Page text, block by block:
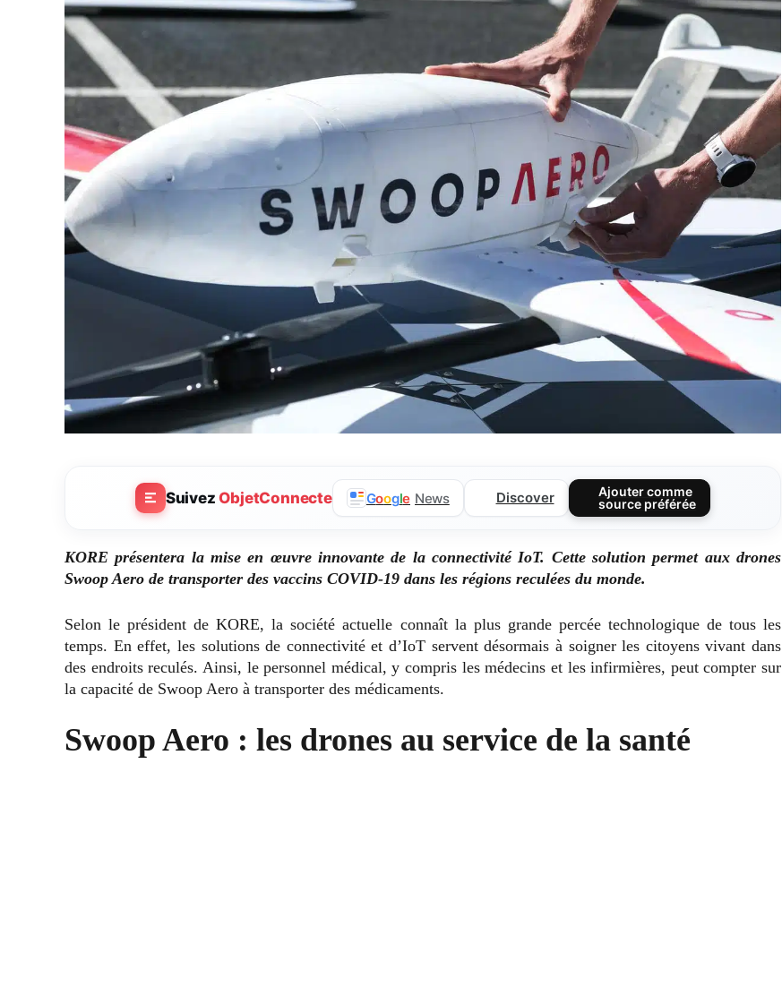
SuivezObjetConnecte Google News Discover
Ajouter comme
source préférée
KORE présentera la mise en œuvre innovante de la connectivité IoT. Cette solution permet aux drones
Swoop Aero de transporter des vaccins COVID-19 dans les régions reculées du monde.
Selon le président de KORE, la société actuelle connaît la plus grande percée technologique de tous les
temps. En effet, les solutions de connectivité et d’IoT servent désormais à soigner les citoyens vivant dans
des endroits reculés. Ainsi, le personnel médical, y compris les médecins et les infirmières, peut compter sur
la capacité de Swoop Aero à transporter des médicaments.
Swoop Aero : les drones au service de la santé